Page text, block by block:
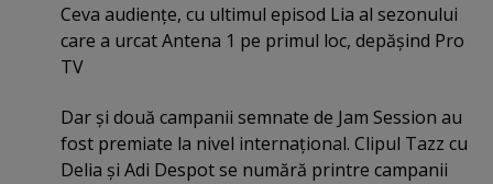
Ceva audienţe, cu ultimul episod Lia al sezonului
care a urcat Antena 1 pe primul loc, depăşind Pro
TV
Dar şi două campanii semnate de Jam Session au
fost premiate la nivel internaţional. Clipul Tazz cu
Delia şi Adi Despot se numără printre campanii